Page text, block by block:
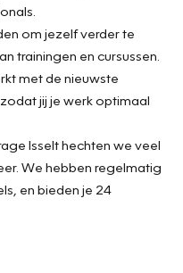
om jezelf verder te
trainingen en cursussen.
met de nieuwste
jij je werk optimaal
Isselt hechten we veel
We hebben regelmatig
en bieden je 24